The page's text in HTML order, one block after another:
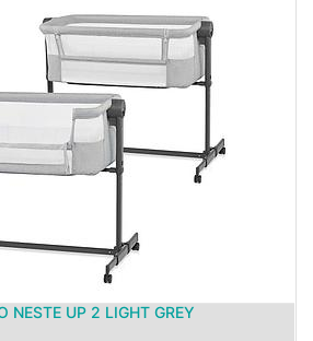
NESTE UP 2 LIGHT GREY